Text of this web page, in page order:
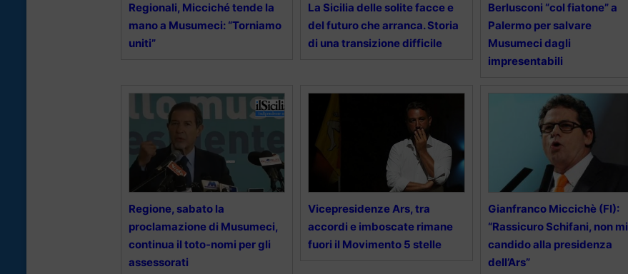
Regionali, Micciché tende la
mano a Musumeci: “Torniamo
uniti”
La Sicilia delle solite facce e
del futuro che arranca. Storia
di una transizione difficile
Berlusconi “col fiatone” a
Palermo per salvare
Musumeci dagli
impresentabili
Regione, sabato la
proclamazione di Musumeci,
continua il toto-nomi per gli
assessorati
Vicepresidenze Ars, tra
accordi e imboscate rimane
fuori il Movimento 5 stelle
Gianfranco Miccichè (FI):
“Rassicuro Schifani, non mi
candido alla presidenza
dell’Ars”